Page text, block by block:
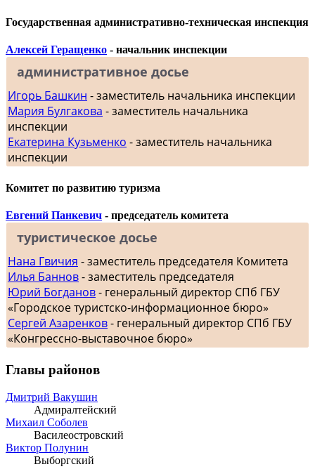
Государственная административно-техническая инспекция
Алексей Геращенко - начальник инспекции
административное досье
Игорь Башкин - заместитель начальника инспекции
Мария Булгакова - заместитель начальника
инспекции
Екатерина Кузьменко - заместитель начальника
инспекции
Комитет по развитию туризма
Евгений Панкевич - председатель комитета
туристическое досье
Нана Гвичия - заместитель председателя Комитета
Илья Баннов- заместитель председателя
Юрий Богданов- генеральный директор СПб ГБУ
«Городское туристско-информационное бюро»
Сергей Азаренков- генеральный директор СПб ГБУ
«Конгрессно-выставочное бюро»
Главы районов
Дмитрий Вакушин
Адмиралтейский
Михаил Соболев
Василеостровский
Виктор Полунин
Выборгский